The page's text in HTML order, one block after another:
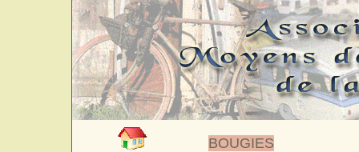
BOUGIES